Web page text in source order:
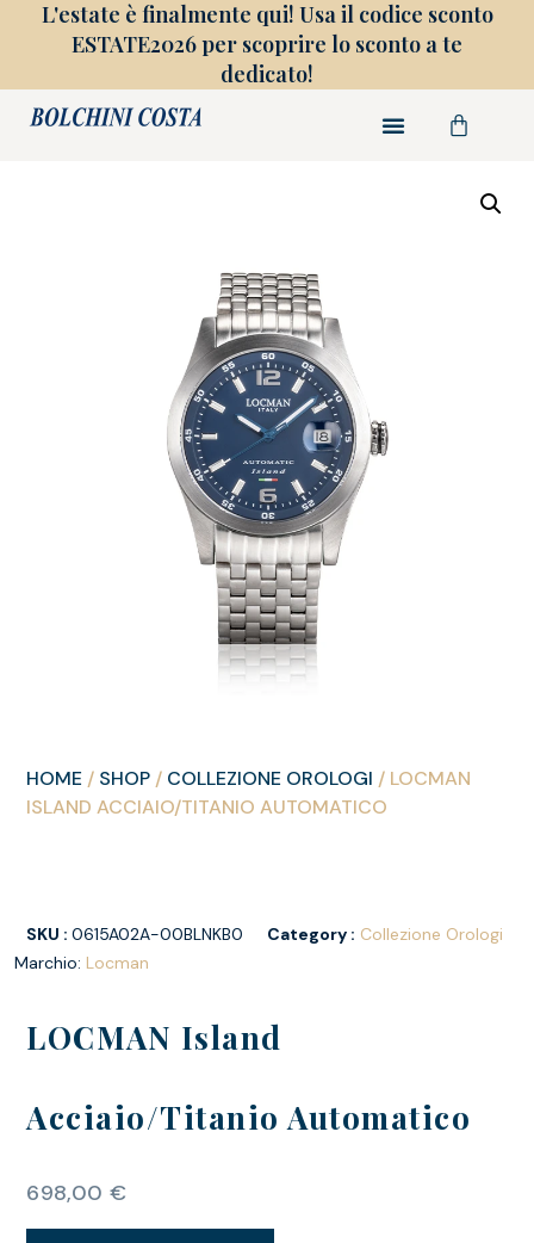
L'estate è finalmente qui! Usa il codice sconto
ESTATE2026 per scoprire lo sconto a te
dedicato!
HOME / SHOP / COLLEZIONE OROLOGI / LOCMAN
ISLAND ACCIAIO/TITANIO AUTOMATICO
SKU :0615A02A-00BLNKB0 Category : Collezione Orologi
Marchio: Locman
LOCMAN Island
Acciaio/Titanio Automatico
698,00 €